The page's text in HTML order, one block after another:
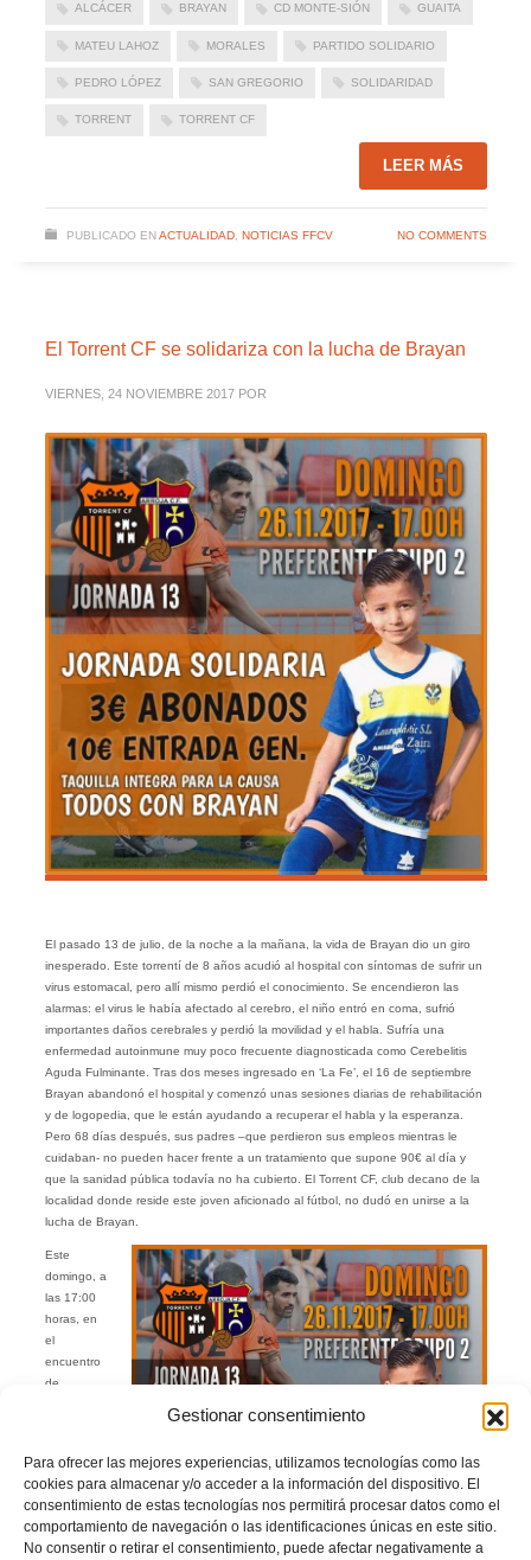
Gestionar consentimiento
Para ofrecer las mejores experiencias, utilizamos tecnologías como las
cookies para almacenar y/o acceder a la información del dispositivo. El
consentimiento de estas tecnologías nos permitirá procesar datos como el
comportamiento de navegación o las identificaciones únicas en este sitio.
No consentir o retirar el consentimiento, puede afectar negativamente a
ALCÁCER BRAYAN CD MONTE-SIÓN GUAITA
MATEU LAHOZ MORALES PARTIDO SOLIDARIO
PEDRO LÓPEZ SAN GREGORIO SOLIDARIDAD
TORRENT TORRENT CF
LEER MÁS
PUBLICADO EN ACTUALIDAD, NOTICIAS FFCV NO COMMENTS
El Torrent CF se solidariza con la lucha de Brayan
VIERNES, 24 NOVIEMBRE 2017 POR
El pasado 13 de julio, de la noche a la mañana, la vida de Brayan dio un giro
inesperado. Este torrentí de 8 años acudió al hospital con síntomas de sufrir un
virus estomacal, pero allí mismo perdió el conocimiento. Se encendieron las
alarmas: el virus le había afectado al cerebro, el niño entró en coma, sufrió
importantes daños cerebrales y perdió la movilidad y el habla. Sufría una
enfermedad autoinmune muy poco frecuente diagnosticada como Cerebelitis
Aguda Fulminante. Tras dos meses ingresado en ‘La Fe’, el 16 de septiembre
Brayan abandonó el hospital y comenzó unas sesiones diarias de rehabilitación
y de logopedia, que le están ayudando a recuperar el habla y la esperanza.
Pero 68 días después, sus padres –que perdieron sus empleos mientras le
cuidaban- no pueden hacer frente a un tratamiento que supone 90€ al día y
que la sanidad pública todavía no ha cubierto. El Torrent CF, club decano de la
localidad donde reside este joven aficionado al fútbol, no dudó en unirse a la
lucha de Brayan.
Este
domingo, a
las 17:00
horas, en
el
encuentro
de
enfrentará
al Torrent
CF con el
Catarroja
CF estará